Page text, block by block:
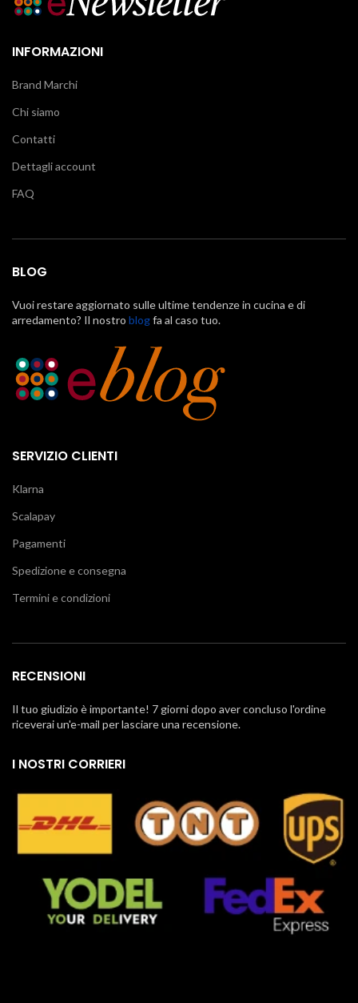
INFORMAZIONI
Brand Marchi
Chi siamo
Contatti
Dettagli account
FAQ
BLOG
Vuoi restare aggiornato sulle ultime tendenze in cucina e di
arredamento? Il nostro blogfa al caso tuo.
SERVIZIO CLIENTI
Klarna
Scalapay
Pagamenti
Spedizione e consegna
Termini e condizioni
RECENSIONI
Il tuo giudizio è importante! 7 giorni dopo aver concluso l'ordine
riceverai un'e-mail per lasciare una recensione.
I NOSTRI CORRIERI